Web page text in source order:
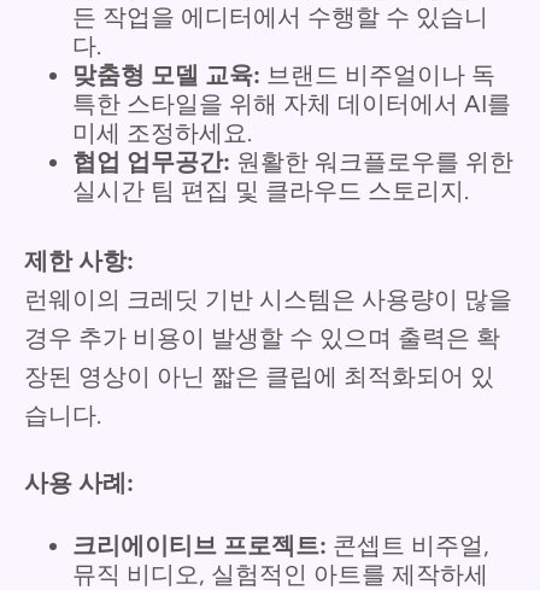
든 작업을 에디터에서 수행할 수 있습니
다.
맞춤형 모델 교육: 브랜드 비주얼이나 독
특한 스타일을 위해 자체 데이터에서 AI를
미세 조정하세요.
협업 업무공간: 원활한 워크플로우를 위한
실시간 팀 편집 및 클라우드 스토리지.
제한 사항:
런웨이의 크레딧 기반 시스템은 사용량이 많을
경우 추가 비용이 발생할 수 있으며 출력은 확
장된 영상이 아닌 짧은 클립에 최적화되어 있
습니다.
사용 사례:
크리에이티브 프로젝트: 콘셉트 비주얼,
뮤직 비디오, 실험적인 아트를 제작하세